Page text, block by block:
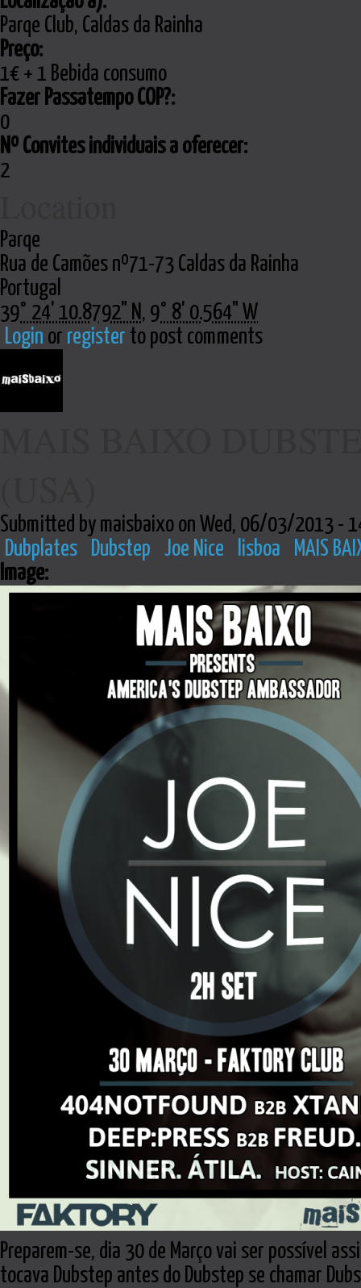
Parqe Club, Caldas da Rainha
Preço:
1€ + 1 Bebida consumo
Fazer Passatempo COP?:
0
Nº Convites individuais a oferecer:
2
Parqe
Rua de Camões nº71-73 Caldas da Rainha
Portugal
39° 24' 10.8792" N, 9° 8' 0.564" W
Login or register to post comments
Submitted by maisbaixo on Wed, 06/03/2013 -
Dubplates
Dubstep Joe Nice lisboa
MAIS
Image:
Preparem-se, dia 30 de Março vai ser possível
tocava Dubstep antes do Dubstep se chamar